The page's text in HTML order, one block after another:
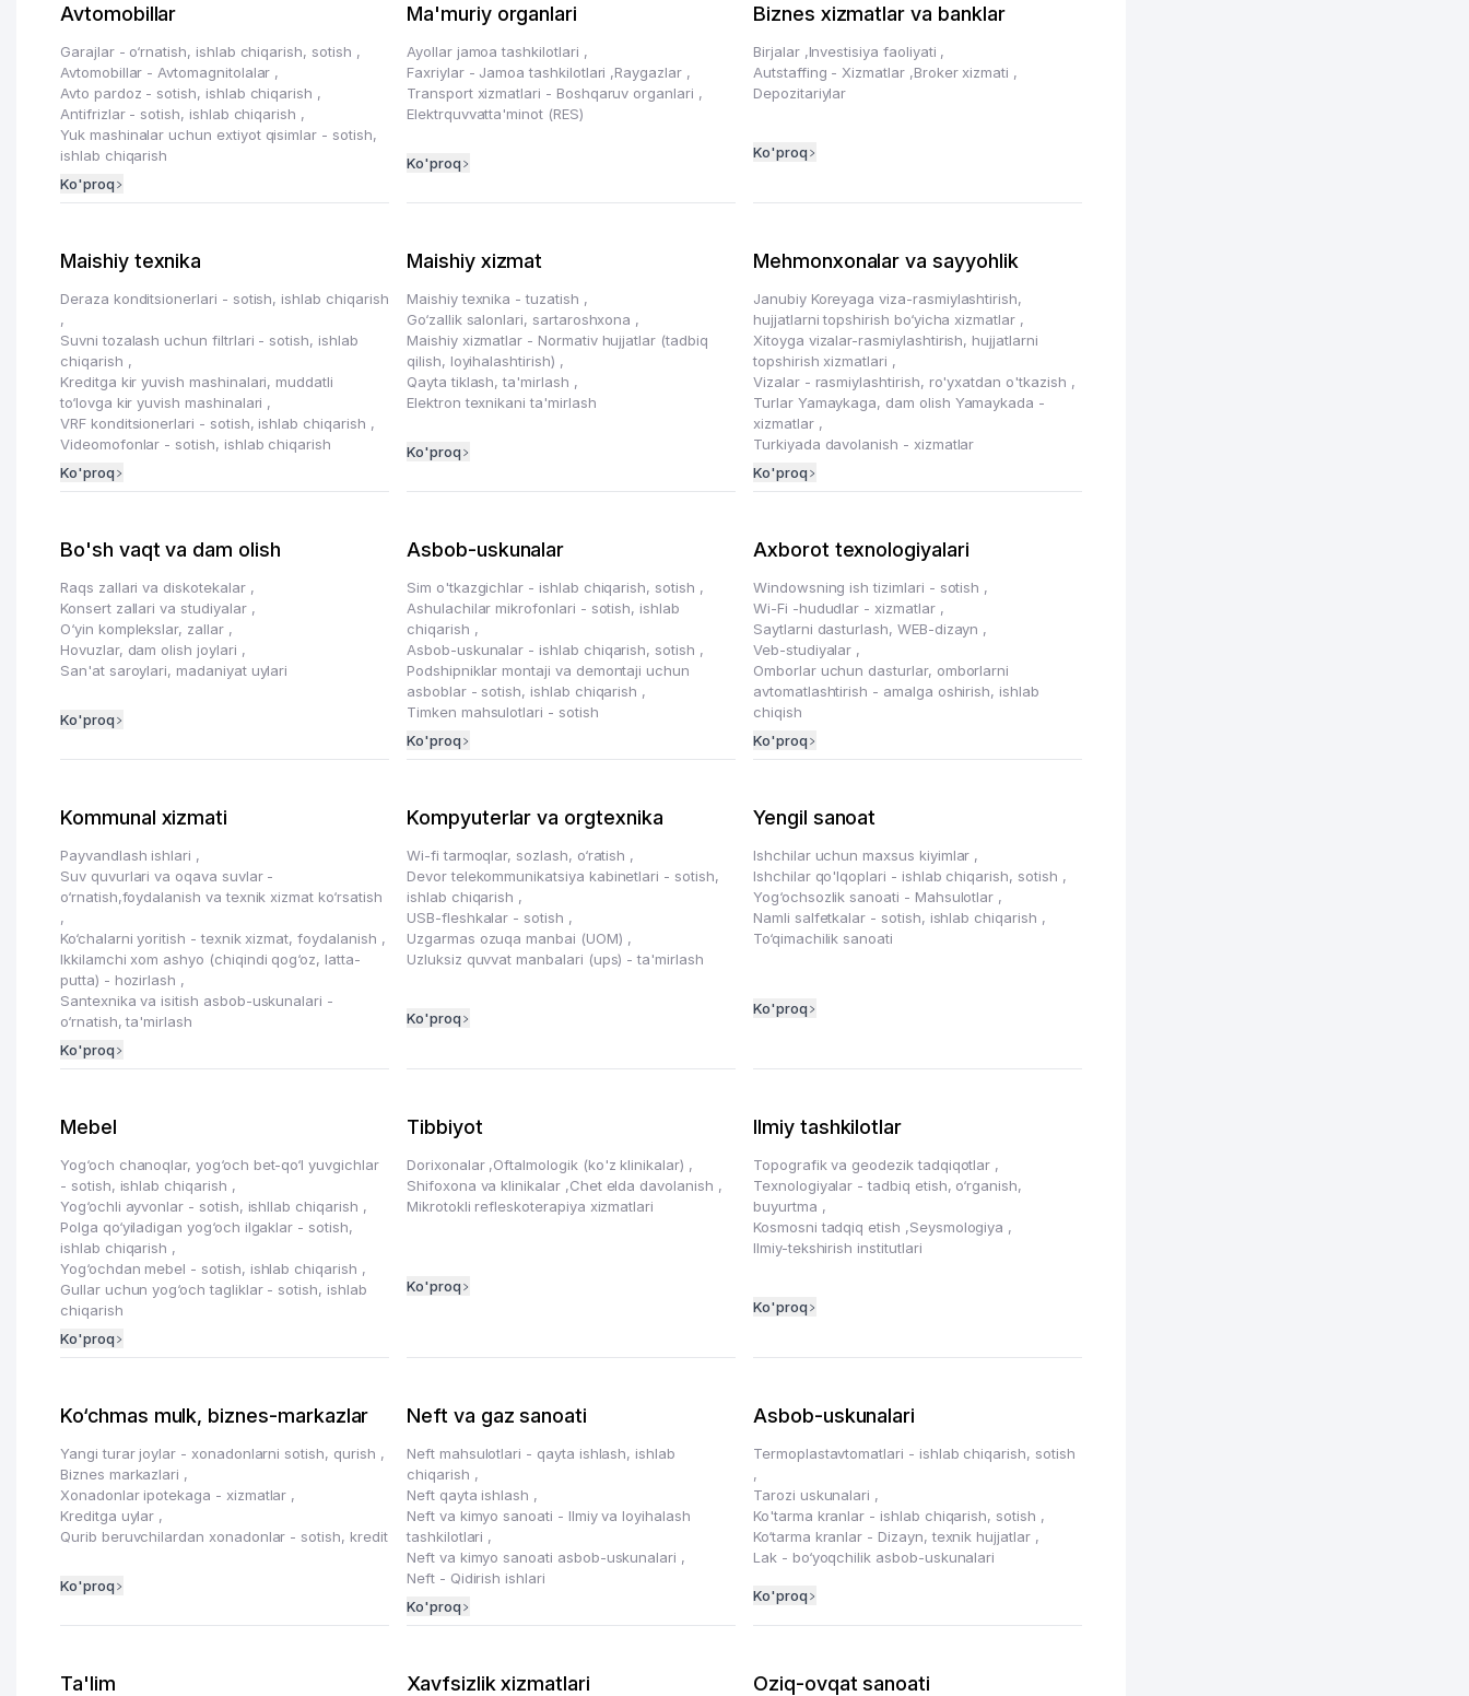
Avtomobillar
Garajlar - o‘rnatish, ishlab chiqarish, sotish ,
Avtomobillar - Avtomagnitolalar ,
Avto pardoz - sotish, ishlab chiqarish ,
Antifrizlar - sotish, ishlab chiqarish ,
Yuk mashinalar uchun extiyot qisimlar - sotish,
ishlab chiqarish
Ko'proq
Ma'muriy organlari
Ayollar jamoa tashkilotlari ,
Faxriylar - Jamoa tashkilotlari ,Raygazlar ,
Transport xizmatlari - Boshqaruv organlari ,
Elektrquvvatta'minot (RES)
Ko'proq
Biznes xizmatlar va banklar
Birjalar ,Investisiya faoliyati ,
Autstaffing - Xizmatlar ,Broker xizmati ,
Depozitariylar
Ko'proq
Maishiy texnika
Deraza konditsionerlari - sotish, ishlab chiqarish
,
Suvni tozalash uchun filtrlari - sotish, ishlab
chiqarish ,
Kreditga kir yuvish mashinalari, muddatli
to‘lovga kir yuvish mashinalari ,
VRF konditsionerlari - sotish, ishlab chiqarish ,
Videomofonlar - sotish, ishlab chiqarish
Ko'proq
Maishiy xizmat
Maishiy texnika - tuzatish ,
Go‘zallik salonlari, sartaroshxona ,
Maishiy xizmatlar - Normativ hujjatlar (tadbiq
qilish, loyihalashtirish) ,
Qayta tiklash, ta'mirlash ,
Elektron texnikani ta'mirlash
Ko'proq
Mehmonxonalar va sayyohlik
Janubiy Koreyaga viza-rasmiylashtirish,
hujjatlarni topshirish bo‘yicha xizmatlar ,
Xitoyga vizalar-rasmiylashtirish, hujjatlarni
topshirish xizmatlari ,
Vizalar - rasmiylashtirish, ro'yxatdan o'tkazish ,
Turlar Yamaykaga, dam olish Yamaykada -
xizmatlar ,
Turkiyada davolanish - xizmatlar
Ko'proq
Bo'sh vaqt va dam olish
Raqs zallari va diskotekalar ,
Konsert zallari va studiyalar ,
O‘yin komplekslar, zallar ,
Hovuzlar, dam olish joylari ,
San'at saroylari, madaniyat uylari
Ko'proq
Asbob-uskunalar
Sim o'tkazgichlar - ishlab chiqarish, sotish ,
Ashulachilar mikrofonlari - sotish, ishlab
chiqarish ,
Asbob-uskunalar - ishlab chiqarish, sotish ,
Podshipniklar montaji va demontaji uchun
asboblar - sotish, ishlab chiqarish ,
Timken mahsulotlari - sotish
Ko'proq
Axborot texnologiyalari
Windowsning ish tizimlari - sotish ,
Wi-Fi -hududlar - xizmatlar ,
Saytlarni dasturlash, WEB-dizayn ,
Veb-studiyalar ,
Omborlar uchun dasturlar, omborlarni
avtomatlashtirish - amalga oshirish, ishlab
chiqish
Ko'proq
Kommunal xizmati
Payvandlash ishlari ,
Suv quvurlari va oqava suvlar -
o‘rnatish,foydalanish va texnik xizmat ko‘rsatish
,
Ko‘chalarni yoritish - texnik xizmat, foydalanish ,
Ikkilamchi xom ashyo (chiqindi qog‘oz, latta-
putta) - hozirlash ,
Santexnika va isitish asbob-uskunalari -
o‘rnatish, ta'mirlash
Ko'proq
Kompyuterlar va orgtexnika
Wi-fi tarmoqlar, sozlash, o‘ratish ,
Devor telekommunikatsiya kabinetlari - sotish,
ishlab chiqarish ,
USB-fleshkalar - sotish ,
Uzgarmas ozuqa manbai (UOM) ,
Uzluksiz quvvat manbalari (ups) - ta'mirlash
Ko'proq
Yengil sanoat
Ishchilar uchun maxsus kiyimlar ,
Ishchilar qo'lqoplari - ishlab chiqarish, sotish ,
Yog‘ochsozlik sanoati - Mahsulotlar ,
Namli salfetkalar - sotish, ishlab chiqarish ,
To‘qimachilik sanoati
Ko'proq
Mebel
Yog‘och chanoqlar, yog‘och bet-qo‘l yuvgichlar
- sotish, ishlab chiqarish ,
Yog‘ochli ayvonlar - sotish, ishllab chiqarish ,
Polga qo‘yiladigan yog‘och ilgaklar - sotish,
ishlab chiqarish ,
Yog‘ochdan mebel - sotish, ishlab chiqarish ,
Gullar uchun yog‘och tagliklar - sotish, ishlab
chiqarish
Ko'proq
Tibbiyot
Dorixonalar ,Oftalmologik (ko'z klinikalar) ,
Shifoxona va klinikalar ,Chet elda davolanish ,
Mikrotokli refleskoterapiya xizmatlari
Ko'proq
Ilmiy tashkilotlar
Topografik va geodezik tadqiqotlar ,
Texnologiyalar - tadbiq etish, o‘rganish,
buyurtma ,
Kosmosni tadqiq etish ,Seysmologiya ,
Ilmiy-tekshirish institutlari
Ko'proq
Ko‘chmas mulk, biznes-markazlar
Yangi turar joylar - xonadonlarni sotish, qurish ,
Biznes markazlari ,
Xonadonlar ipotekaga - xizmatlar ,
Kreditga uylar ,
Qurib beruvchilardan xonadonlar - sotish, kredit
Ko'proq
Neft va gaz sanoati
Neft mahsulotlari - qayta ishlash, ishlab
chiqarish ,
Neft qayta ishlash ,
Neft va kimyo sanoati - Ilmiy va loyihalash
tashkilotlari ,
Neft va kimyo sanoati asbob-uskunalari ,
Neft - Qidirish ishlari
Ko'proq
Asbob-uskunalari
Termoplastavtomatlari - ishlab chiqarish, sotish
,
Tarozi uskunalari ,
Ko'tarma kranlar - ishlab chiqarish, sotish ,
Ko‘tarma kranlar - Dizayn, texnik hujjatlar ,
Lak - bo‘yoqchilik asbob-uskunalari
Ko'proq
Ta'lim Xavfsizlik xizmatlari Oziq-ovqat sanoati